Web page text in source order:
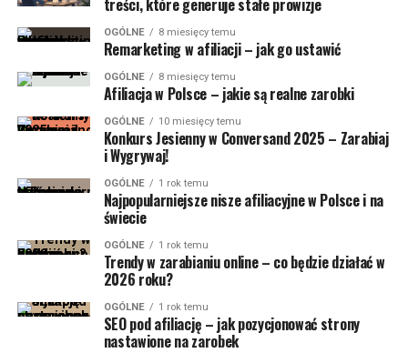
treści, które generuje stałe prowizje
OGÓLNE 8 miesięcy temu
Remarketing w afiliacji – jak go ustawić
OGÓLNE 8 miesięcy temu
Afiliacja w Polsce – jakie są realne zarobki
OGÓLNE 10 miesięcy temu
Konkurs Jesienny w Conversand 2025 – Zarabiaj
i Wygrywaj!
OGÓLNE 1 rok temu
Najpopularniejsze nisze afiliacyjne w Polsce i na
świecie
OGÓLNE 1 rok temu
Trendy w zarabianiu online – co będzie działać w
2026 roku?
OGÓLNE 1 rok temu
SEO pod afiliację – jak pozycjonować strony
nastawione na zarobek